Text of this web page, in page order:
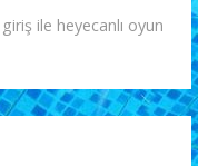
ile heyecanlı oyun